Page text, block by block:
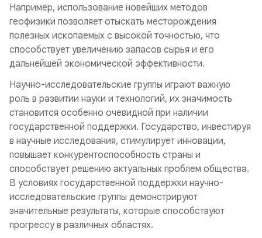
Например, использование новейших методов
геофизики позволяет отыскать месторождения
полезных ископаемых с высокой точностью, что
способствует увеличению запасов сырья и его
дальнейшей экономической эффективности.
Научно-исследовательские группы играют важную
роль в развитии науки и технологий, их значимость
становится особенно очевидной при наличии
государственной поддержки. Государство, инвестируя
в научные исследования, стимулирует инновации,
повышает конкурентоспособность страны и
способствует решению актуальных проблем общества.
В условиях государственной поддержки научно-
исследовательские группы демонстрируют
значительные результаты, которые способствуют
прогрессу в различных областях.